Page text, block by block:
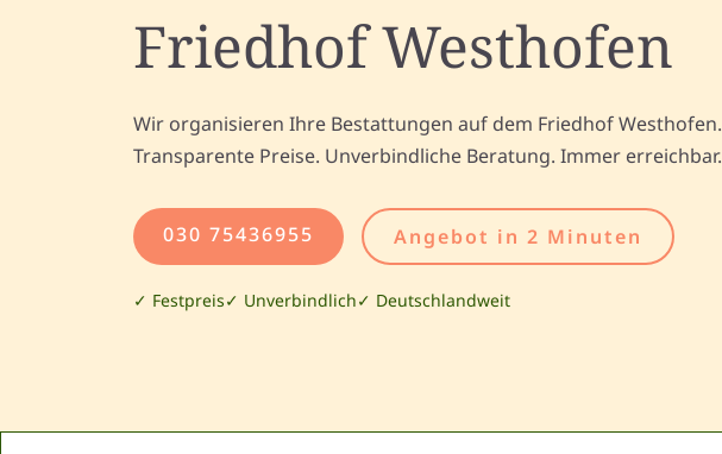
Friedhof Westhofen
Wir organisieren Ihre Bestattungen auf dem Friedhof Westhofen.
Transparente Preise. Unverbindliche Beratung. Immer erreichbar.
030 75436955 Angebot in 2 Minuten
✓ Festpreis✓ Unverbindlich✓ Deutschlandweit